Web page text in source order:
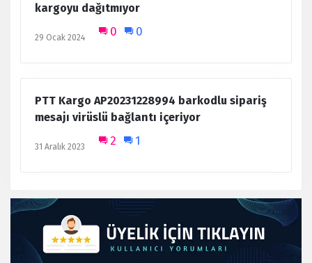
kargoyu dağıtmıyor
29 Ocak 2024 0 0
PTT Kargo AP20231228994 barkodlu sipariş
mesajı virüslü bağlantı içeriyor
31 Aralık 2023 2 1